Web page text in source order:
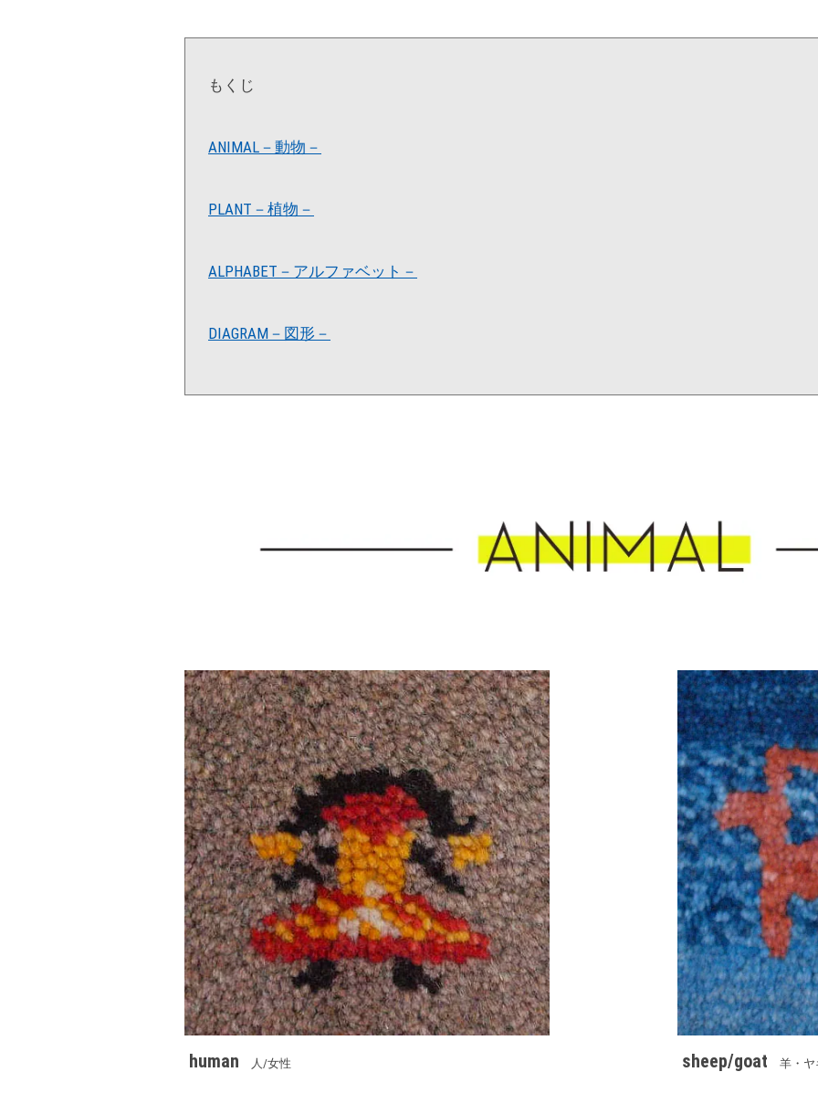
もくじ
ANIMAL－動物－
PLANT－植物－
ALPHABET－アルファベット－
DIAGRAM－図形－
human 人/女性 sheep/goat 羊・ヤ